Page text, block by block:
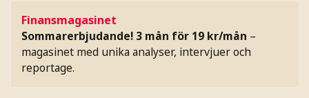
Finansmagasinet
Sommarerbjudande! 3 mån för 19 kr/mån –
magasinet med unika analyser, intervjuer och
reportage.